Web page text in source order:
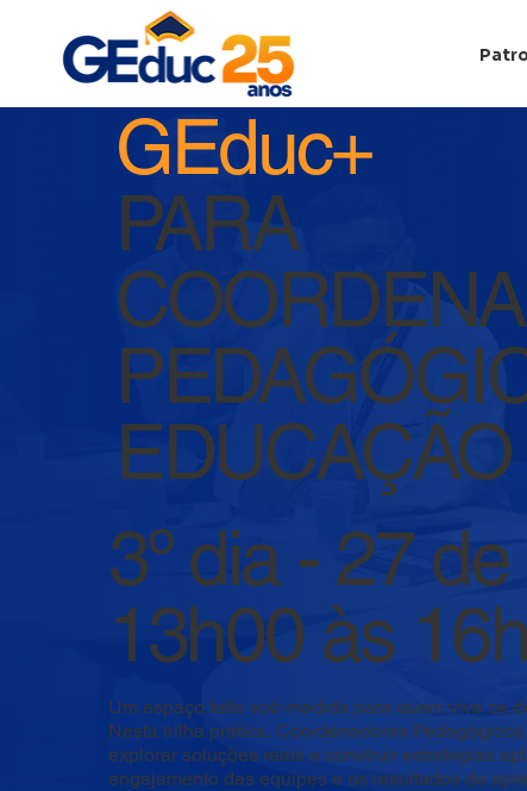
GEduc+
PARA
3º dia - 27
13h00 às
Um espaço feito sob medida para quem vive os
Nesta trilha prática, Coordenadores
explorar soluções reais e construir estratégias
engajamento das equipes e os resultados de